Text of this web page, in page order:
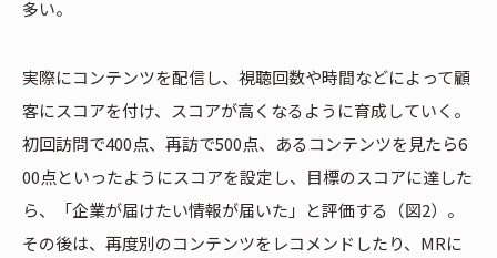
多い。
実際にコンテンツを配信し、視聴回数や時間などによって顧
客にスコアを付け、スコアが高くなるように育成していく。
初回訪問で400点、再訪で500点、あるコンテンツを見たら6
00点といったようにスコアを設定し、目標のスコアに達した
ら、「企業が届けたい情報が届いた」と評価する（図2）。
その後は、再度別のコンテンツをレコメンドしたり、MRに